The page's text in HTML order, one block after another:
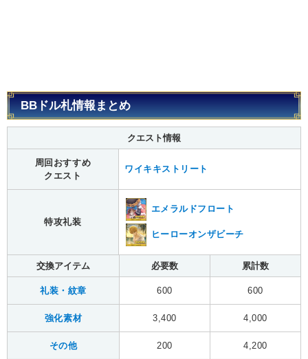
BBドル札情報まとめ
クエスト情報
周回おすすめ
クエスト
ワイキキストリート
特攻礼装
エメラルドフロート
ヒーローオンザビーチ
交換アイテム 必要数 累計数
礼装・紋章 600 600
強化素材 3,400 4,000
その他 200 4,200